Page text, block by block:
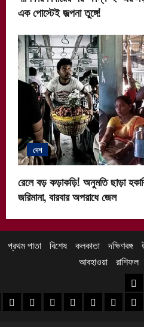
এক পোস্টেই জল্পনা তুঙ্গে!
দেশ
রেলে বড় কড়াকড়ি! অনুমতি ছাড়া
জরিমানা, বারবার অপরাধে জেল
প্রথম পাতা বিশেষ কলকাতা দক্ষিণবঙ্গ
আবহাওয়া
রাশিফল
খবর
খবর
পুরুলিয়া খবর
বাঁকুড়া খবরপশ্চিম বর্ধমান খবর
পূর্ব বর্ধমান খবর
বীরভূম খবর